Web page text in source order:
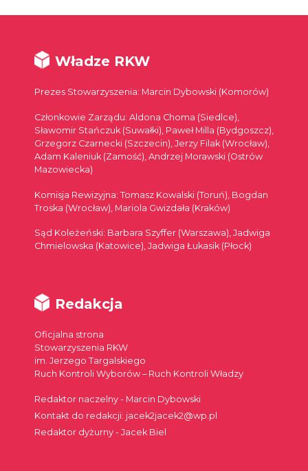
Władze RKW
Prezes Stowarzyszenia: Marcin Dybowski (Komorów)
Członkowie Zarządu: Aldona Choma (Siedlce),
Sławomir Stańczuk (Suwałki), Paweł Milla (Bydgoszcz),
Grzegorz Czarnecki (Szczecin), Jerzy Filak (Wrocław),
Adam Kaleniuk (Zamość), Andrzej Morawski (Ostrów
Mazowiecka)
Komisja Rewizyjna: Tomasz Kowalski (Toruń), Bogdan
Troska (Wrocław), Mariola Gwizdała (Kraków)
Sąd Koleżeński: Barbara Szyffer (Warszawa), Jadwiga
Chmielowska (Katowice), Jadwiga Łukasik (Płock)
Redakcja
Oficjalna strona
Stowarzyszenia RKW
im. Jerzego Targalskiego
Ruch Kontroli Wyborów – Ruch Kontroli Władzy
Redaktor naczelny - Marcin Dybowski
Kontakt do redakcji: jacek2jacek2@wp.pl
Redaktor dyżurny - Jacek Biel